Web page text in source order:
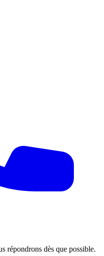
répondrons dès que possible.